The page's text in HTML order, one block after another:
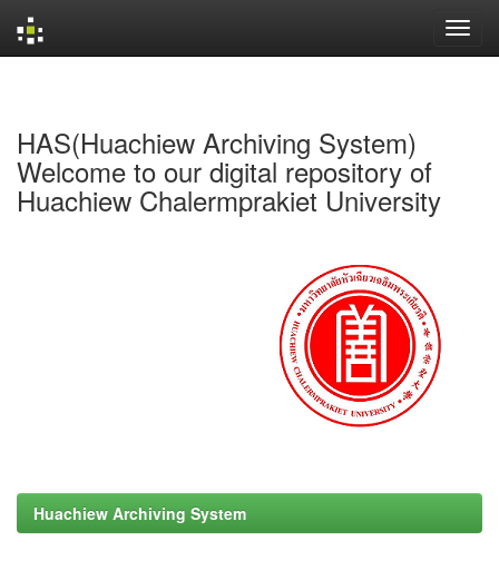
HAS(Huachiew Archiving System)
Welcome to our digital repository of
Huachiew Chalermprakiet University
Huachiew Archiving System